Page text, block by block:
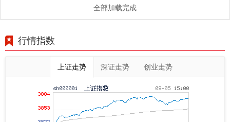
全部加载完成
行情指数
上证走势 深证走势 创业走势